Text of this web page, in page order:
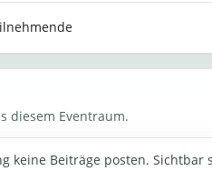
diesem Eventraum.
keine Beiträge posten.